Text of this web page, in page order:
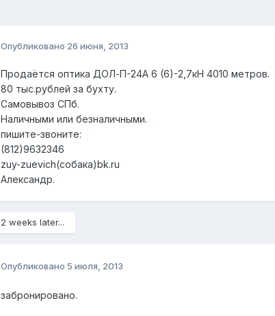
Опубликовано 26 июня, 2013
Продаётся оптика ДОЛ-П-24А 6 (6)-2,7кН 4010 метров.
80 тыс.рублей за бухту.
Самовывоз СПб.
Наличными или безналичными.
пишите-звоните:
(812)9632346
zuy-zuevich(собака)bk.ru
Александр.
2 weeks later...
Опубликовано 5 июля, 2013
забронировано.